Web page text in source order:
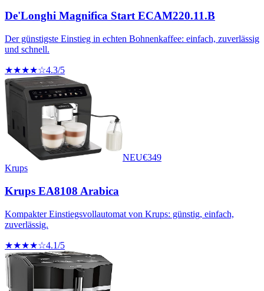
De'Longhi Magnifica Start ECAM220.11.B
Der günstigste Einstieg in echten Bohnenkaffee: einfach, zuverlässig
und schnell.
★★★★☆4.3/5
NEU€349
Krups
Krups EA8108 Arabica
Kompakter Einstiegsvollautomat von Krups: günstig, einfach,
zuverlässig.
★★★★☆4.1/5